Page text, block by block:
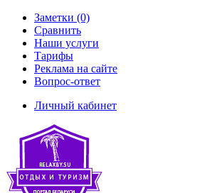
Заметки (0)
Сравнить
Наши услуги
Тарифы
Реклама на сайте
Вопрос-ответ
Личный кабинет